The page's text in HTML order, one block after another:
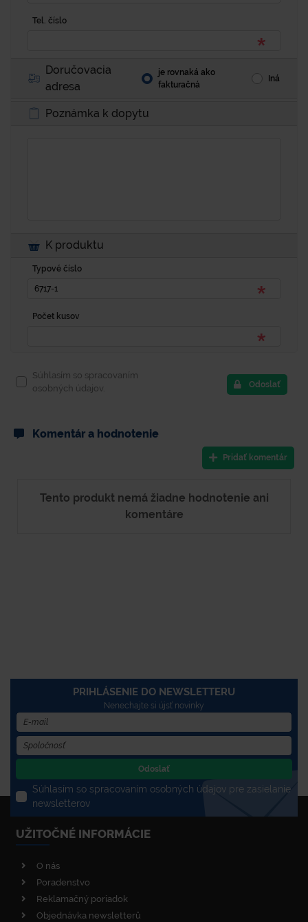
Tel. číslo
Doručovacia
adresa
je rovnaká ako
fakturačná
Iná
Poznámka k dopytu
K produktu
Typové číslo
Počet kusov
Súhlasím so spracovaním
osobných údajov.
Odoslať
Komentár a hodnotenie
Pridať komentár
Tento produkt nemá žiadne hodnotenie ani
komentáre
PRIHLÁSENIE DO NEWSLETTERU
Nenechajte si újsť novinky
Odoslať
Súhlasím so spracovaním osobných údajov pre zasielanie
newsletterov
UŽITOČNÉ INFORMÁCIE
O nás
Poradenstvo
Reklamačný poriadok
Objednávka newsletterů